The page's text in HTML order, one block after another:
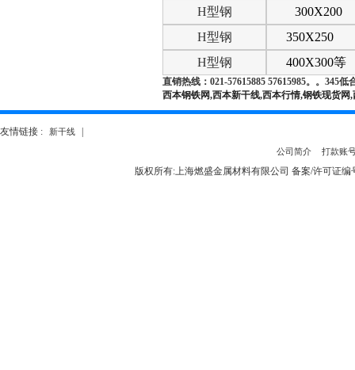
H型钢
300X200
H型钢
350X250
H型钢 400X300等
直销热线：021-57615885 57615985。。345低
西本钢铁网,西本新干线,西本行情,钢铁现货网
友情链接 : 新干线
公司简介 打款账
版权所有:上海燃盛金属材料有限公司 备案/许可证编